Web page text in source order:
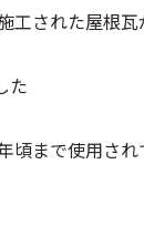
された屋根瓦
た
頃まで使用さ